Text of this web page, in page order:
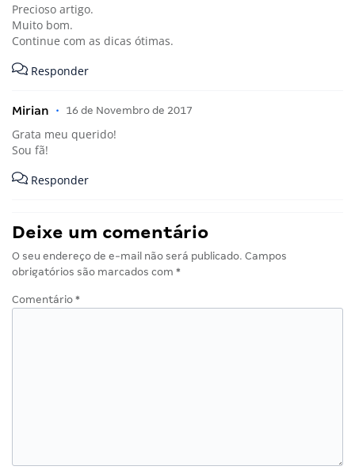
Precioso artigo.
Muito bom.
Continue com as dicas ótimas.
Responder
Mirian • 16 de Novembro de 2017
Grata meu querido!
Sou fã!
Responder
Deixe um comentário
O seu endereço de e-mail não será publicado. Campos
obrigatórios são marcados com *
Comentário *